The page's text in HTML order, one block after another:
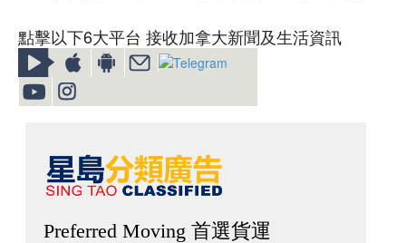
點擊以下6大平台 接收加拿大新聞及生活資訊